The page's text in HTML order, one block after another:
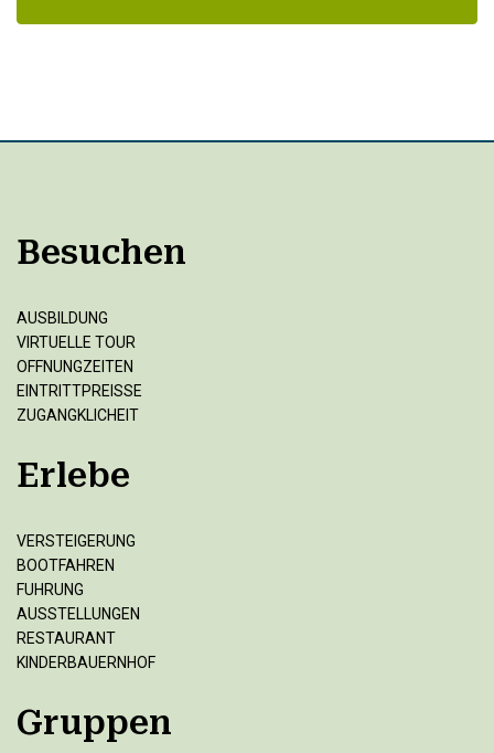
Besuchen
AUSBILDUNG
VIRTUELLE TOUR
OFFNUNGZEITEN
EINTRITTPREISSE
ZUGANGKLICHEIT
Erlebe
VERSTEIGERUNG
BOOTFAHREN
FUHRUNG
AUSSTELLUNGEN
RESTAURANT
KINDERBAUERNHOF
Gruppen